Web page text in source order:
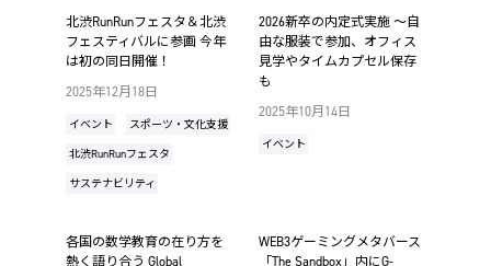
2025年12月18日
イベント スポーツ・文化支援
北渋RunRunフェスタ
サステナビリティ
北渋RunRunフェスタ＆北渋
フェスティバルに参画 今年
は初の同日開催！
2025年10月14日
イベント
2026新卒の内定式実施 ～自
由な服装で参加、オフィス
見学やタイムカプセル保存
も
各国の数学教育の在り方を
熱く語り合う Global
WEB3ゲーミングメタバース
「The Sandbox」内にG-